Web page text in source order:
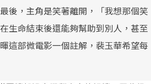
後，主角是笑著離開，「我想那個笑
生命結束後還能夠幫助到別人，甚至
這部微電影一個註解，裴玉華希望每